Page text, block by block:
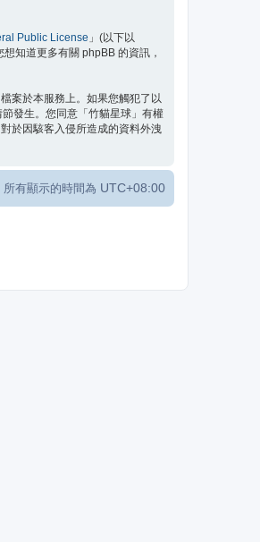
Public License 」(以下以
知道更多有關 phpBB 的資訊，
案於本服務上。如果您觸犯了以
發生。您同意「竹貓星球」有權
於因駭客入侵所造成的資料外洩
所有顯示的時間為 UTC+08:00